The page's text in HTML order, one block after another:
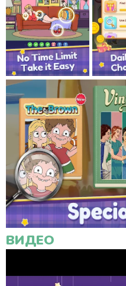
ВИДЕО